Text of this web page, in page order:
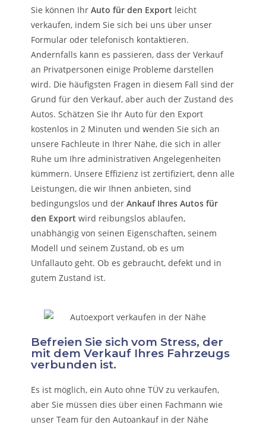
Sie können IhrAuto für den Export leicht
verkaufen, indem Sie sich bei uns über unser
Formular oder telefonisch kontaktieren.
Andernfalls kann es passieren, dass der Verkauf
an Privatpersonen einige Probleme darstellen
wird. Die häufigsten Fragen in diesem Fall sind der
Grund für den Verkauf, aber auch der Zustand des
Autos. Schätzen Sie Ihr Auto für den Export
kostenlos in 2 Minuten und wenden Sie sich an
unsere Fachleute in Ihrer Nähe, die sich in aller
Ruhe um Ihre administrativen Angelegenheiten
kümmern. Unsere Effizienz ist zertifiziert, denn alle
Leistungen, die wir Ihnen anbieten, sind
bedingungslos und derAnkauf Ihres Autos für
den Export wird reibungslos ablaufen,
unabhängig von seinen Eigenschaften, seinem
Modell und seinem Zustand, ob es um
Unfallauto geht. Ob es gebraucht, defekt und in
gutem Zustand ist.
Befreien Sie sich vom Stress, der
mit dem Verkauf Ihres Fahrzeugs
verbunden ist.
Es ist möglich, ein Auto ohne TÜV zu verkaufen,
aber Sie müssen dies über einen Fachmann wie
unser Team für den Autoankauf in der Nähe